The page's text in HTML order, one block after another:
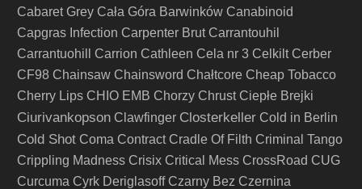
Cabaret Grey Cała Góra Barwinków Canabinoid
Capgras Infection Carpenter Brut Carrantouhil
Carrantuohill
Carrion Cathleen Cela nr 3 Celkilt Cerber
CF98 Chainsaw Chainsword Chałtcore Cheap Tobacco
Cherry Lips CHIO EMB Chorzy Chrust Ciepłe Brejki
Ciurivankopson Clawfinger Closterkeller Cold in Berlin
Cold Shot Coma Contract Cradle Of Filth Criminal Tango
Crippling Madness Crisix Critical Mess CrossRoad CUG
Curcuma Cyrk Deriglasoff Czarny Bez Czernina